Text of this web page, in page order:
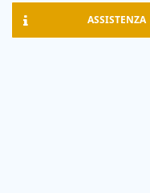
ASSISTENZA